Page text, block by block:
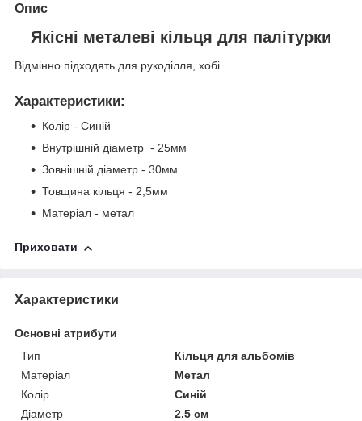
Опис
Якісні металеві кільця для палітурки
Відмінно підходять для рукоділля, хобі.
Характеристики:
Колір - Синій
Внутрішній діаметр - 25мм
Зовнішній діаметр - 30мм
Товщина кільця - 2,5мм
Матеріал - метал
Приховати
Характеристики
Основні атрибути
Тип
Кільця для альбомів
Матеріал
Метал
Колір
Синій
Діаметр
2.5 см